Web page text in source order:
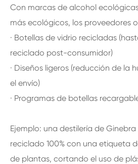
Con marcas de alcohol
más ecológicos, los proveedores
· Botellas de vidrio recicladas
reciclado post-consumidor)
· Diseños ligeros (reducción de la
el envío)
· Programas de botellas
Ejemplo: una destilería de
reciclado 100% con una etiqueta
de plantas, cortando el uso de